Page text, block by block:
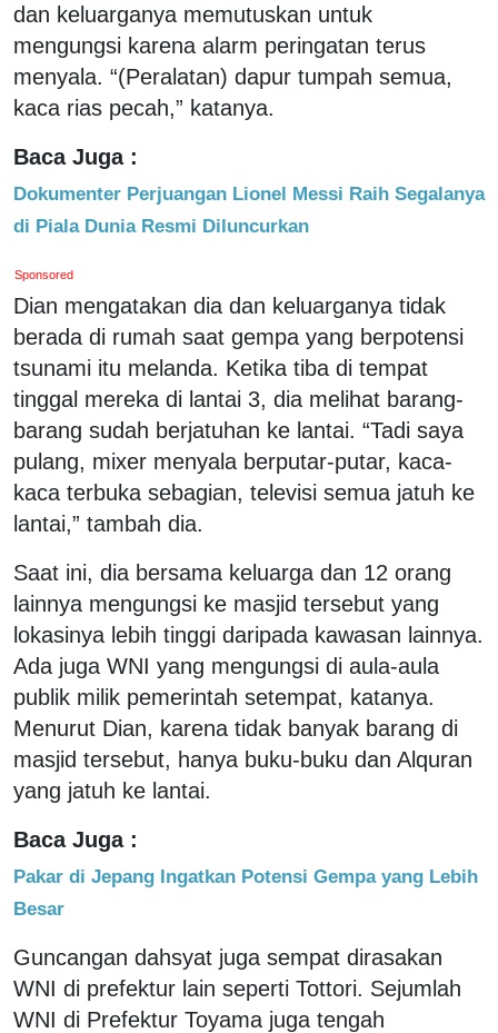
dan keluarganya memutuskan untuk
mengungsi karena alarm peringatan terus
menyala. “(Peralatan) dapur tumpah semua,
kaca rias pecah,” katanya.
Baca Juga :
Dokumenter Perjuangan Lionel Messi Raih Segalanya
di Piala Dunia Resmi Diluncurkan
Sponsored
Dian mengatakan dia dan keluarganya tidak
berada di rumah saat gempa yang berpotensi
tsunami itu melanda. Ketika tiba di tempat
tinggal mereka di lantai 3, dia melihat barang-
barang sudah berjatuhan ke lantai. “Tadi saya
pulang, mixer menyala berputar-putar, kaca-
kaca terbuka sebagian, televisi semua jatuh ke
lantai,” tambah dia.
Saat ini, dia bersama keluarga dan 12 orang
lainnya mengungsi ke masjid tersebut yang
lokasinya lebih tinggi daripada kawasan lainnya.
Ada juga WNI yang mengungsi di aula-aula
publik milik pemerintah setempat, katanya.
Menurut Dian, karena tidak banyak barang di
masjid tersebut, hanya buku-buku dan Alquran
yang jatuh ke lantai.
Baca Juga :
Pakar di Jepang Ingatkan Potensi Gempa yang Lebih
Besar
Guncangan dahsyat juga sempat dirasakan
WNI di prefektur lain seperti Tottori. Sejumlah
WNI di Prefektur Toyama juga tengah